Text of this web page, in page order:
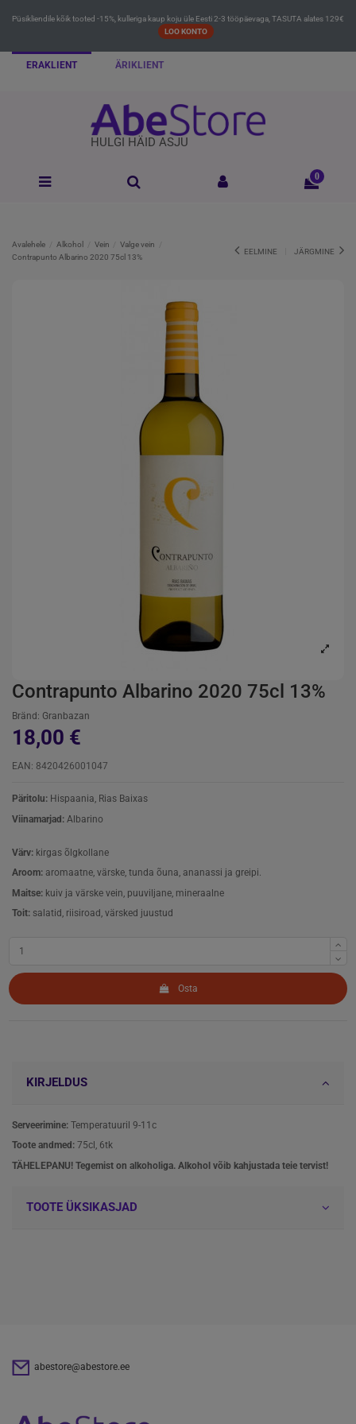
Püsikliendile kõik tooted -15%, kulleriga kaup koju üle Eesti 2-3 tööpäevaga, TASUTA alates 129€
LOO KONTO
ERAKLIENT ÄRIKLIENT
HULGI HÄID ASJU
0
Avalehele Alkohol Vein
Valge vein
Contrapunto Albarino 2020 75cl 13%
EELMINE JÄRGMINE
Contrapunto Albarino 2020 75cl 13%
Bränd: Granbazan
18,00 €
EAN: 8420426001047
Päritolu: Hispaania, Rias Baixas
Viinamarjad: Albarino
Värv: kirgas õlgkollane
Aroom: aromaatne, värske, tunda õuna, ananassi ja greipi.
Maitse: kuiv ja värske vein, puuviljane, mineraalne
Toit: salatid, riisiroad, värsked juustud
Osta
KIRJELDUS
Serveerimine: Temperatuuril 9-11c
Toote andmed: 75cl, 6tk
TÄHELEPANU! Tegemist on alkoholiga. Alkohol võib kahjustada teie tervist!
TOOTE ÜKSIKASJAD
abestore@abestore.ee